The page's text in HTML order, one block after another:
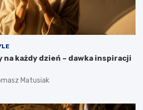
każdy dzień – dawka inspiracji
Matusiak